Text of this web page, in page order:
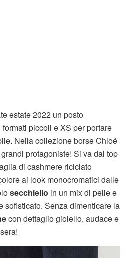
estate 2022 un posto
piccoli e XS per portare
Nella collezione borse Chloé
protagoniste! Si va dal top
di cashmere riciclato
ai look monocromatici dalle
secchiello in un mix di pelle e
sofisticato. Senza dimenticare la
con dettaglio gioiello, audace e